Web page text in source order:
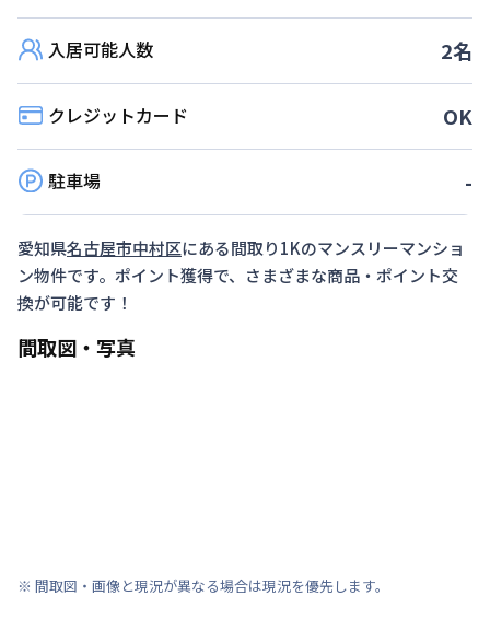
入居可能人数 2名
クレジットカード OK
駐車場 -
愛知県名古屋市中村区にある間取り1Kのマンスリーマンショ
ン物件です。ポイント獲得で、さまざまな商品・ポイント交
換が可能です！
間取図・写真
※ 間取図・画像と現況が異なる場合は現況を優先します。